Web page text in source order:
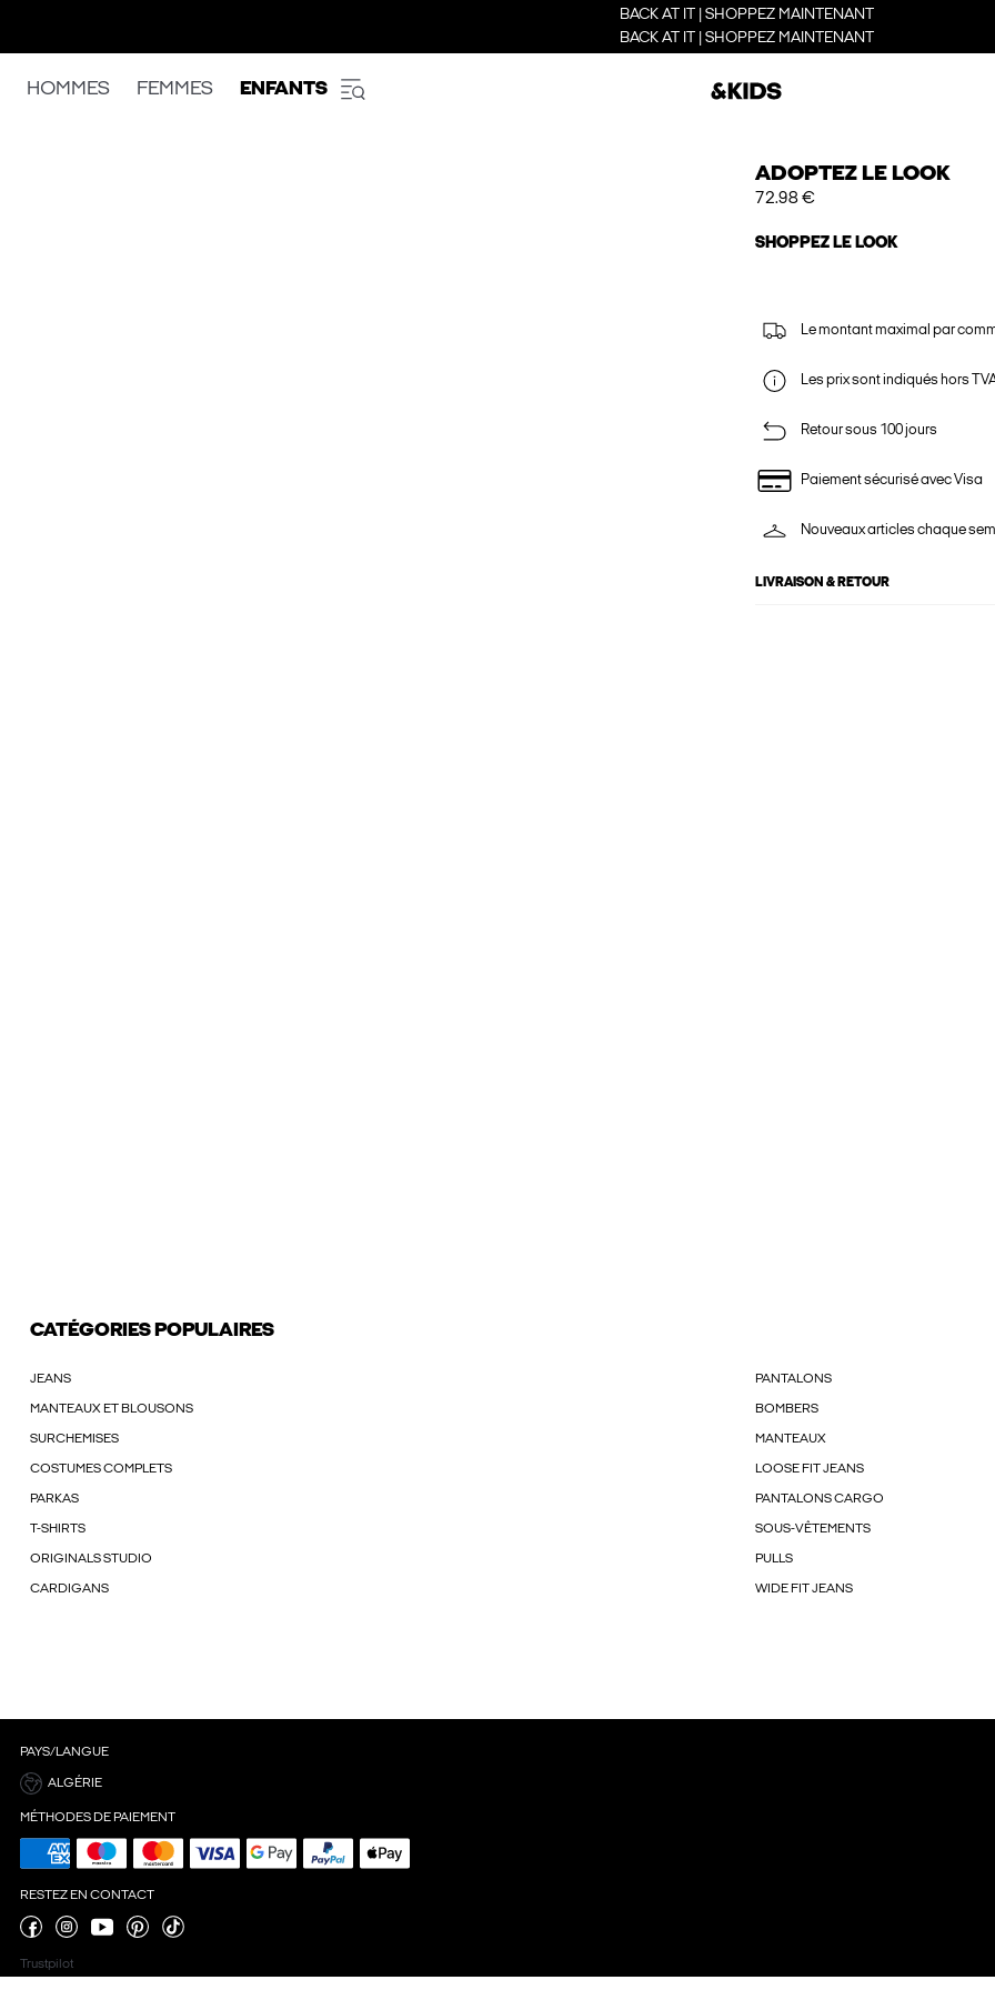
BACK AT IT | SHOPPEZ MAINTENANT
BACK AT IT | SHOPPEZ MAINTENANT
HOMMES FEMMES ENFANTS
ADOPTEZ LE LOOK
72.98 €
SHOPPEZ LE LOOK
Le montant maximal par
Les prix sont indiqués hors
Retour sous 100 jours
Paiement sécurisé avec Visa
Nouveaux articles chaque
LIVRAISON & RETOUR
CATÉGORIES POPULAIRES
JEANS PANTALONS
MANTEAUX ET BLOUSONS BOMBERS
SURCHEMISES MANTEAUX
COSTUMES COMPLETS LOOSE FIT JEANS
PARKAS PANTALONS CARGO
T-SHIRTS SOUS-VÊTEMENTS
ORIGINALS STUDIO PULLS
CARDIGANS WIDE FIT JEANS
PAYS/LANGUE
ALGÉRIE
MÉTHODES DE PAIEMENT
RESTEZ EN CONTACT
Trustpilot